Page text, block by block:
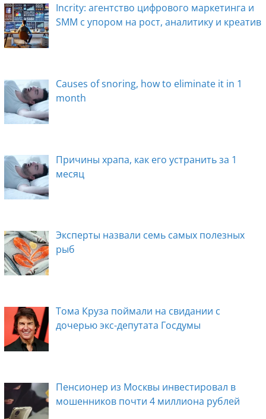
Incrity: агентство цифрового маркетинга и
SMM с упором на рост, аналитику и креатив
Causes of snoring, how to eliminate it in 1
month
Причины храпа, как его устранить за 1
месяц
Эксперты назвали семь самых полезных
рыб
Тома Круза поймали на свидании с
дочерью экс-депутата Госдумы
Пенсионер из Москвы инвестировал в
мошенников почти 4 миллиона рублей